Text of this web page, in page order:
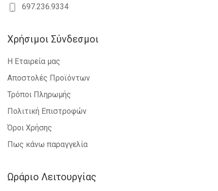
697.236.9334
Χρήσιμοι Σύνδεσμοι
Η Εταιρεία μας
Αποστολές Προϊόντων
Τρόποι Πληρωμής
Πολιτική Επιστροφών
Όροι Χρήσης
Πως κάνω παραγγελία
Ωράριο Λειτουργίας